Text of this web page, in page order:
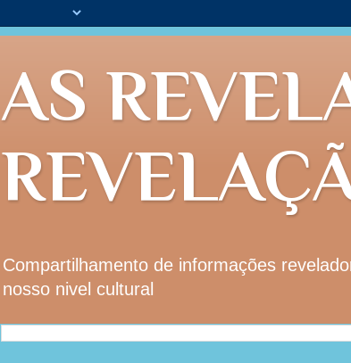
AS
Compartilhamento de informações
nosso nivel cultural